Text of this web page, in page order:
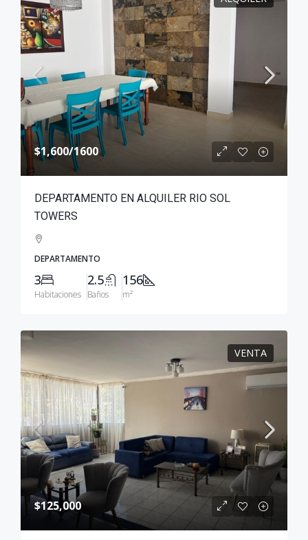
$1,600/1600
DEPARTAMENTO EN ALQUILER RIO SOL
TOWERS
DEPARTAMENTO
3
Habitaciones
2.5
Baños
156
m²
VENTA
$125,000